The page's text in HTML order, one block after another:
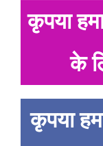
कृपया
के
कृपया